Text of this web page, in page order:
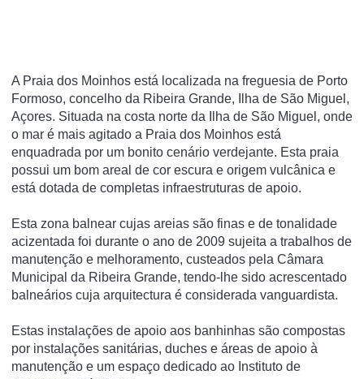
A Praia dos Moinhos está localizada na freguesia de Porto
Formoso, concelho da Ribeira Grande, Ilha de São Miguel,
Açores. Situada na costa norte da Ilha de São Miguel, onde
o mar é mais agitado a Praia dos Moinhos está
enquadrada por um bonito cenário verdejante. Esta praia
possui um bom areal de cor escura e origem vulcânica e
está dotada de completas infraestruturas de apoio.
Esta zona balnear cujas areias são finas e de tonalidade
acizentada foi durante o ano de 2009 sujeita a trabalhos de
manutenção e melhoramento, custeados pela Câmara
Municipal da Ribeira Grande, tendo-lhe sido acrescentado
balneários cuja arquitectura é considerada vanguardista.
Estas instalações de apoio aos banhinhas são compostas
por instalações sanitárias, duches e áreas de apoio à
manutenção e um espaço dedicado ao Instituto de